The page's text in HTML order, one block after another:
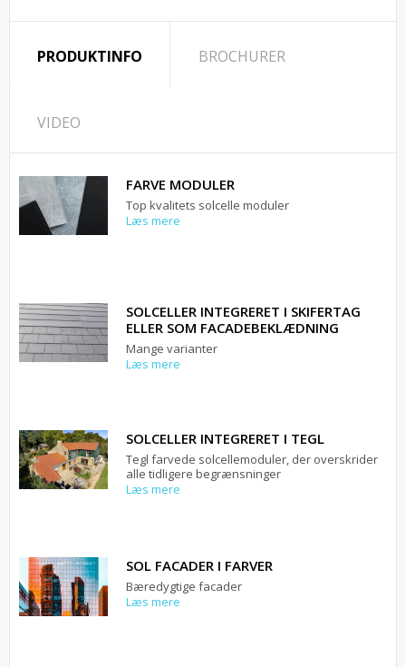
PRODUKTINFO BROCHURER
VIDEO
FARVE MODULER
Top kvalitets solcelle moduler
Læs mere
SOLCELLER INTEGRERET I SKIFERTAG
ELLER SOM FACADEBEKLÆDNING
Mange varianter
Læs mere
SOLCELLER INTEGRERET I TEGL
Tegl farvede solcellemoduler, der overskrider
alle tidligere begrænsninger
Læs mere
SOL FACADER I FARVER
Bæredygtige facader
Læs mere